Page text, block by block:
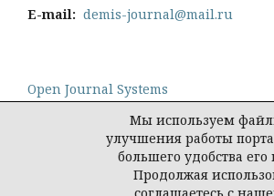
E-mail: demis-journal@mail.ru
Open Journal Systems
Политика конфиденциальности
Мы используем
улучшения работы
большего удобства его
Продолжая